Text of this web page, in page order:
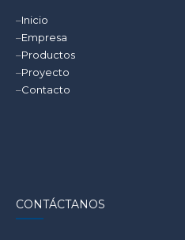
–Inicio
–Empresa
–Productos
–Proyecto
–Contacto
CONTÁCTANOS